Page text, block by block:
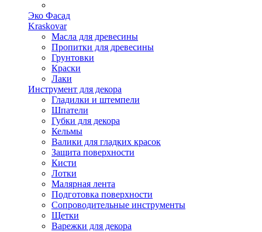
Эко Фасад
Kraskovar
Масла для древесины
Пропитки для древесины
Грунтовки
Краски
Лаки
Инструмент для декора
Гладилки и штемпели
Шпатели
Губки для декора
Кельмы
Валики для гладких красок
Защита поверхности
Кисти
Лотки
Малярная лента
Подготовка поверхности
Сопроводительные инструменты
Щетки
Варежки для декора